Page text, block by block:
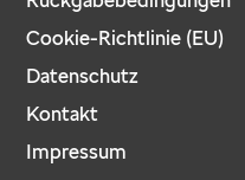
Cookie-Richtlinie (EU)
Datenschutz
Kontakt
Impressum